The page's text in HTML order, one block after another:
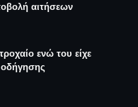
αιτήσεων
ενώ του είχε
οδήγησης